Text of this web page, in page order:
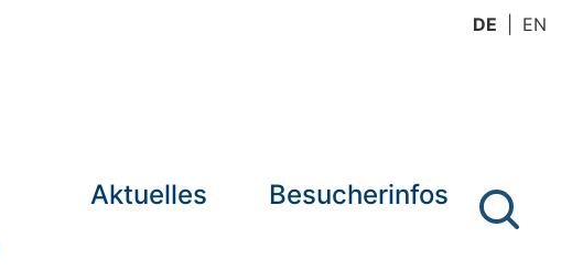
DE EN
Aktuelles Besucherinfos